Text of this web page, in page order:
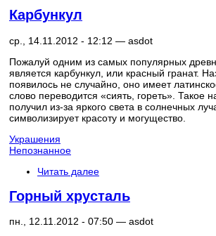
Карбункул
ср., 14.11.2012 - 12:12 — asdot
Пожалуй одним из самых популярных
является карбункул, или красный гранат.
появилось не случайно, оно имеет
слово переводится «сиять, гореть». Такое
получил из-за яркого света в солнечных
символизирует красоту и могущество.
Украшения
Непознанное
Читать далее
Горный хрусталь
пн., 12.11.2012 - 07:50 — asdot